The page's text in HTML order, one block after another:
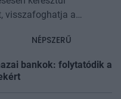
visszafoghatja a
NÉPSZERŰ
bankok: folytatódik a